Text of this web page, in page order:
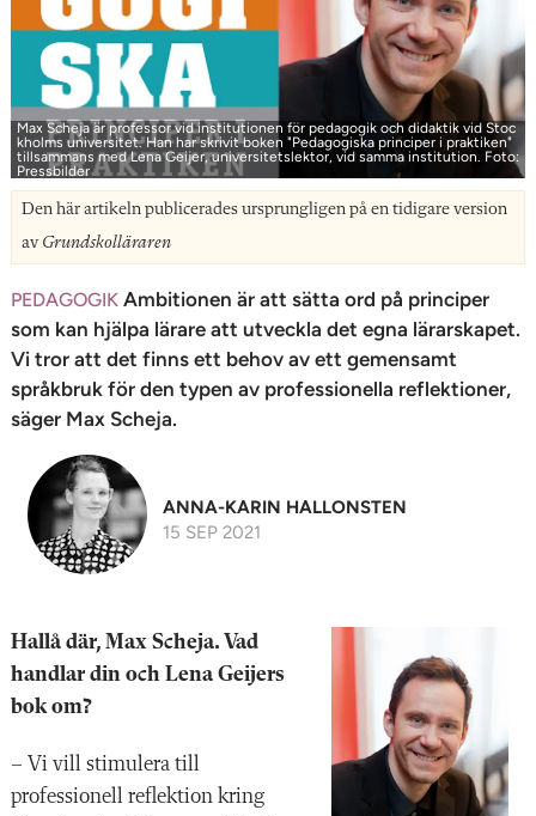
Max Scheja är professor vid institutionen för peda­gogik och didaktik vid Stoc
kholms universitet. Han har skrivit boken "Pedagogiska principer i praktiken"
tillsammans med Lena Geijer, universitetslektor, vid samma institution. Foto:
Pressbilder
Den här artikeln publicerades ursprungligen på en tidigare version
av Grundskolläraren
PEDAGOGIK Ambitionen är att sätta ord på principer
som kan hjälpa lärare att utveckla det egna lärarskapet.
Vi tror att det finns ett behov av ett gemensamt
språkbruk för den typen av professionella reflektioner,
säger Max Scheja.
ANNA-KARIN HALLONSTEN
15 SEP 2021
Hallå där, Max Scheja. Vad
handlar din och Lena Geijers
bok om?
– Vi vill stimulera till
professionell reflektion kring